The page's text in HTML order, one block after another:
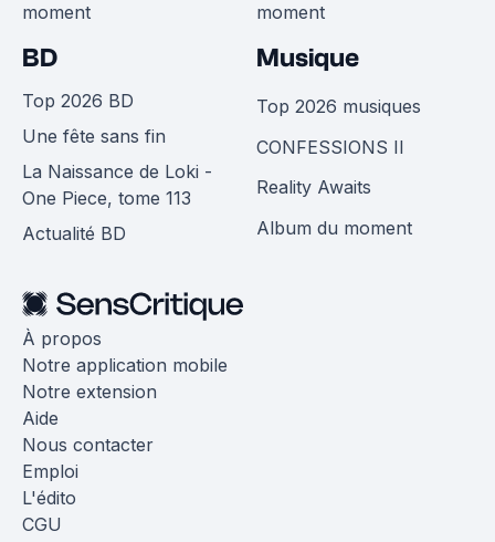
moment
moment
BD
Top 2026 BD
Une fête sans fin
La Naissance de Loki -
One Piece, tome 113
Actualité BD
Musique
Top 2026 musiques
CONFESSIONS II
Reality Awaits
Album du moment
À propos
Notre application mobile
Notre extension
Aide
Nous contacter
Emploi
L'édito
CGU